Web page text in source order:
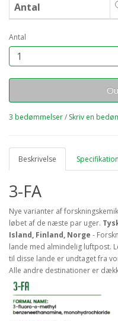
Antal
Antal
3 bedømmelser/ Skriv en
Beskrivelse
3-FA
Nye varianter af
løbet af de næste par uger.
Island, Finland, Norge -
lande med almindelig luftpost.
til disse lande er undtaget fra
Alle andre destinationer er